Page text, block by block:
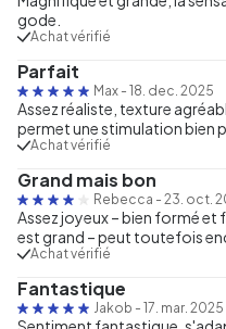
gode.
Achat vérifié
Parfait
Max - 18. dec. 2025
Assez réaliste, texture
permet une stimulation bien
Achat vérifié
Grand mais bon
Rebecca - 23. oct.
Assez joyeux – bien formé et
est grand – peut toutefois
Achat vérifié
Fantastique
Jakob - 17. mar. 2025